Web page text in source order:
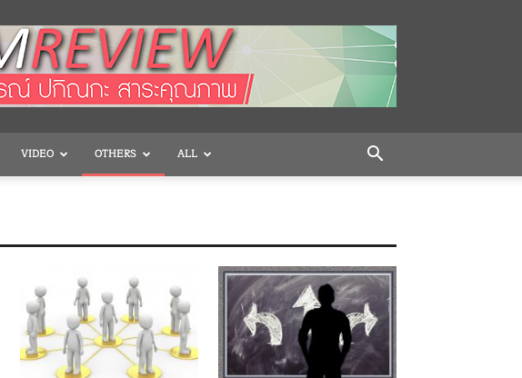
VIDEO OTHERS ALL